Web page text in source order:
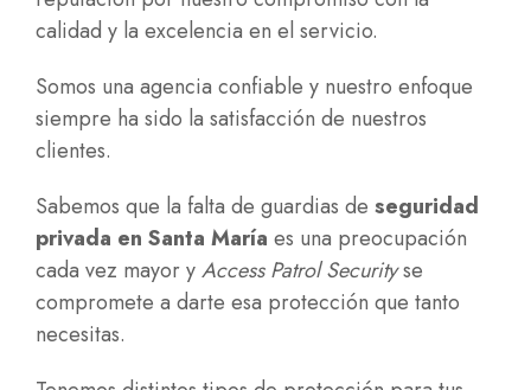
calidad y la excelencia en el servicio.
Somos una agencia confiable y nuestro enfoque
siempre ha sido la satisfacción de nuestros
clientes.
Sabemos que la falta de guardias de seguridad
privada en Santa María es una preocupación
cada vez mayor yAccess Patrol Securityse
compromete a darte esa protección que tanto
necesitas.